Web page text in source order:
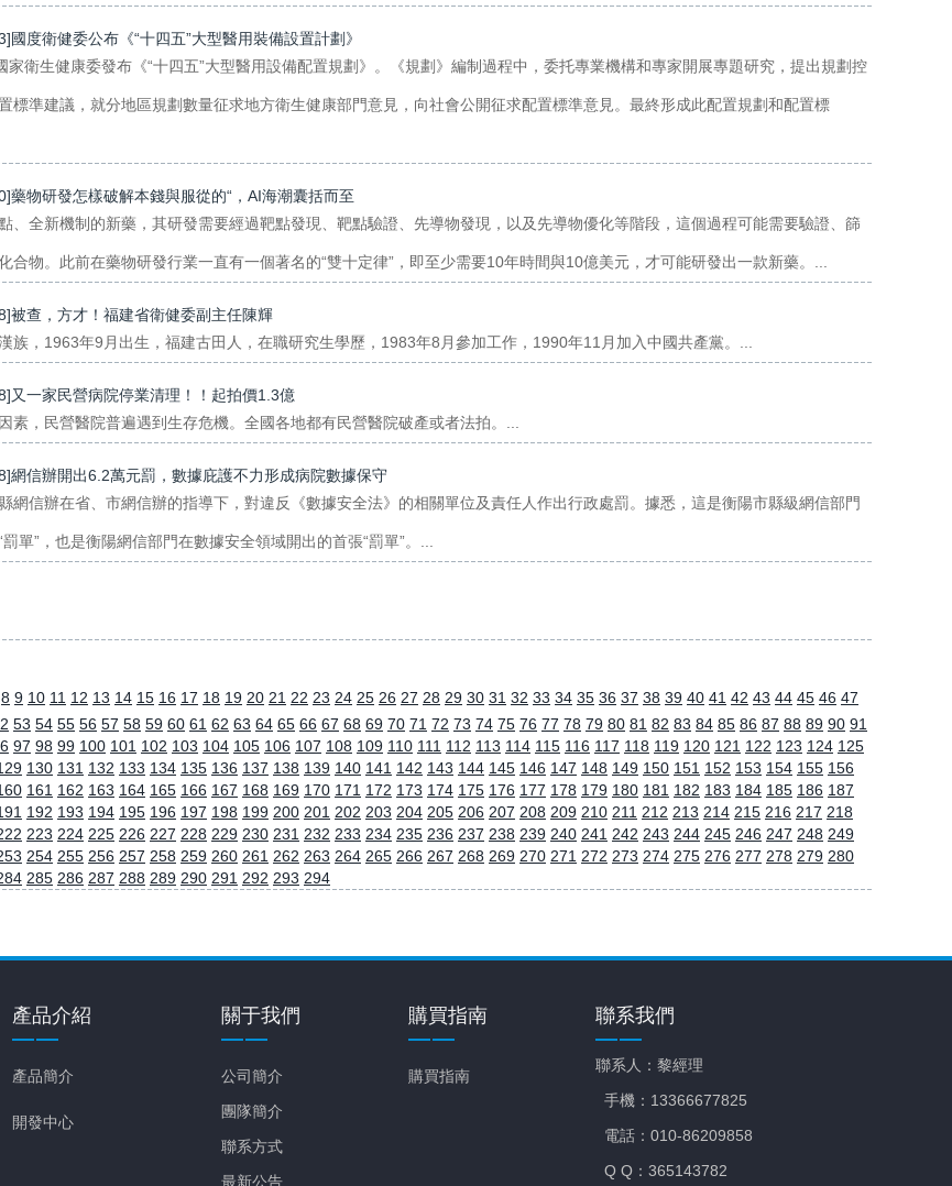
國度衛健委公布《“十四五”大型醫用裝備設置計劃》
家衛生健康委發布《“十四五”大型醫用設備配置規劃》。《規劃》編制過程中，委托專業機構和專家開展專題研究，提出規劃控
標準建議，就分地區規劃數量征求地方衛生健康部門意見，向社會公開征求配置標準意見。最終形成此配置規劃和配置標
藥物研發怎樣破解本錢與服從的“，AI海潮囊括而至
、全新機制的新藥，其研發需要經過靶點發現、靶點驗證、先導物發現，以及先導物優化等階段，這個過程可能需要驗證、篩
合物。此前在藥物研發行業一直有一個著名的“雙十定律”，即至少需要10年時間與10億美元，才可能研發出一款新藥。...
被查，方才！福建省衛健委副主任陳輝
族，1963年9月出生，福建古田人，在職研究生學歷，1983年8月參加工作，1990年11月加入中國共產黨。...
又一家民營病院停業清理！！起拍價1.3億
素，民營醫院普遍遇到生存危機。全國各地都有民營醫院破產或者法拍。...
網信辦開出6.2萬元罰，數據庇護不力形成病院數據保守
網信辦在省、市網信辦的指導下，對違反《數據安全法》的相關單位及責任人作出行政處罰。據悉，這是衡陽市縣級網信部門
罰單”，也是衡陽網信部門在數據安全領域開出的首張“罰單”。...
8 9 10 11 12 13 14 15 16 17 18 19 20 21 22 23 24 25 26 27 28 29 30 31 32 33 34 35 36 37 38 39 40 41 42 43 44 45 46 47
53 54 55 56 57 58 59 60 61 62 63 64 65 66 67 68 69 70 71 72 73 74 75 76 77 78 79 80 81 82 83 84 85 86 87 88 89 90 91
97 98 99 100 101 102 103 104 105 106 107 108 109 110 111 112 113 114 115 116 117 118 119 120 121 122 123 124 125
130 131 132 133 134 135 136 137 138 139 140 141 142 143 144 145 146 147 148 149 150 151 152 153 154 155 156
161 162 163 164 165 166 167 168 169 170 171 172 173 174 175 176 177 178 179 180 181 182 183 184 185 186 187
192 193 194 195 196 197 198 199 200 201 202 203 204 205 206 207 208 209 210 211 212 213 214 215 216 217 218
223 224 225 226 227 228 229 230 231 232 233 234 235 236 237 238 239 240 241 242 243 244 245 246 247 248 249
254 255 256 257 258 259 260 261 262 263 264 265 266 267 268 269 270 271 272 273 274 275 276 277 278 279 280
285 286 287 288 289 290 291 292 293 294
產品介紹
產品簡介
開發中心
關于我們
公司簡介
團隊簡介
聯系方式
最新公告
購買指南
購買指南
聯系我們
聯系人：黎經理
手機：13366677825
電話：010-86209858
Q Q：365143782